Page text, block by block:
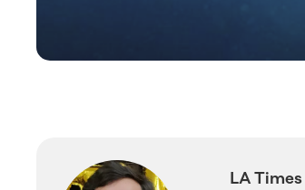
LA Times